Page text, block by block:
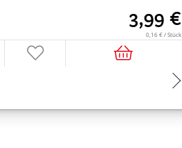
3,99 €
0,16 € / Stück